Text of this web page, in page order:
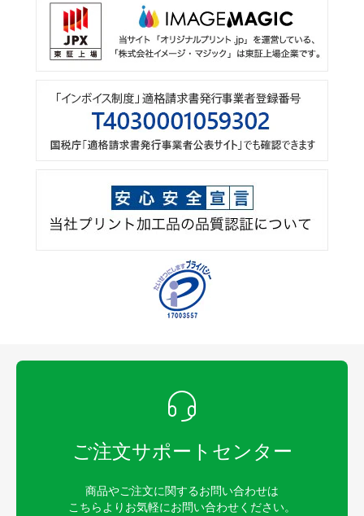
ご注文サポートセンター
商品やご注文に関するお問い合わせは
こちらよりお気軽にお問い合わせください。